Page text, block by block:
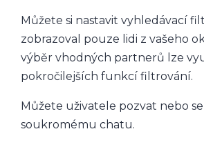
Můžete si nastavit vyhledávací
zobrazoval pouze lidi z vašeho
výběr vhodných partnerů lze
pokročilejších funkcí filtrování.
Můžete uživatele pozvat nebo
soukromému chatu.